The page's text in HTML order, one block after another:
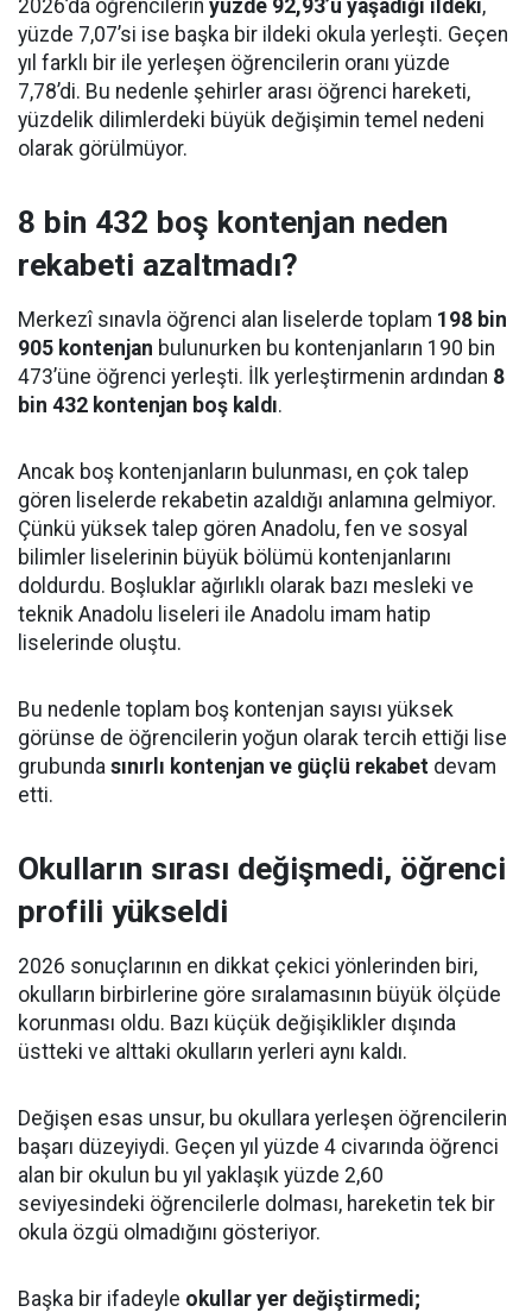
2026’da öğrencilerin yüzde 92,93’ü yaşadığı ildeki,
yüzde 7,07’si ise başka bir ildeki okula yerleşti. Geçen
yıl farklı bir ile yerleşen öğrencilerin oranı yüzde
7,78’di. Bu nedenle şehirler arası öğrenci hareketi,
yüzdelik dilimlerdeki büyük değişimin temel nedeni
olarak görülmüyor.
8 bin 432 boş kontenjan neden
rekabeti azaltmadı?
Merkezî sınavla öğrenci alan liselerde toplam 198 bin
905 kontenjan bulunurken bu kontenjanların 190 bin
473’üne öğrenci yerleşti. İlk yerleştirmenin ardından 8
bin 432 kontenjan boş kaldı.
Ancak boş kontenjanların bulunması, en çok talep
gören liselerde rekabetin azaldığı anlamına gelmiyor.
Çünkü yüksek talep gören Anadolu, fen ve sosyal
bilimler liselerinin büyük bölümü kontenjanlarını
doldurdu. Boşluklar ağırlıklı olarak bazı mesleki ve
teknik Anadolu liseleri ile Anadolu imam hatip
liselerinde oluştu.
Bu nedenle toplam boş kontenjan sayısı yüksek
görünse de öğrencilerin yoğun olarak tercih ettiği lise
grubunda sınırlı kontenjan ve güçlü rekabet devam
etti.
Okulların sırası değişmedi, öğrenci
profili yükseldi
2026 sonuçlarının en dikkat çekici yönlerinden biri,
okulların birbirlerine göre sıralamasının büyük ölçüde
korunması oldu. Bazı küçük değişiklikler dışında
üstteki ve alttaki okulların yerleri aynı kaldı.
Değişen esas unsur, bu okullara yerleşen öğrencilerin
başarı düzeyiydi. Geçen yıl yüzde 4 civarında öğrenci
alan bir okulun bu yıl yaklaşık yüzde 2,60
seviyesindeki öğrencilerle dolması, hareketin tek bir
okula özgü olmadığını gösteriyor.
Başka bir ifadeyle okullar yer değiştirmedi;